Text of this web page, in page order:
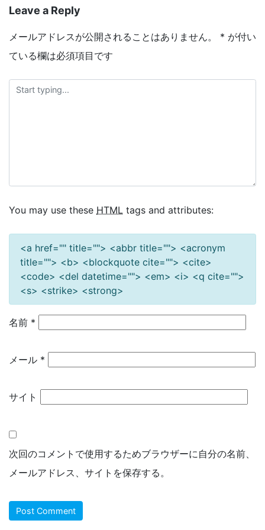
Leave a Reply
メールアドレスが公開されることはありません。 * が付い
ている欄は必須項目です
You may use these HTML tags and attributes:
<a href="" title=""> <abbr title=""> <acronym
title=""> <b> <blockquote cite=""> <cite>
<code> <del datetime=""> <em> <i> <q cite="">
<s> <strike> <strong>
名前 *
メール *
サイト
次回のコメントで使用するためブラウザーに自分の名前、
メールアドレス、サイトを保存する。